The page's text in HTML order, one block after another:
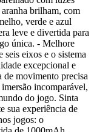
brilham, com
verde e azul
leve e divertida para
única. - Melhore
seis eixos e o sistema
excepcional e
de movimento precisa
incomparável,
do jogo. Sinta
sua experiência de
jogos: o